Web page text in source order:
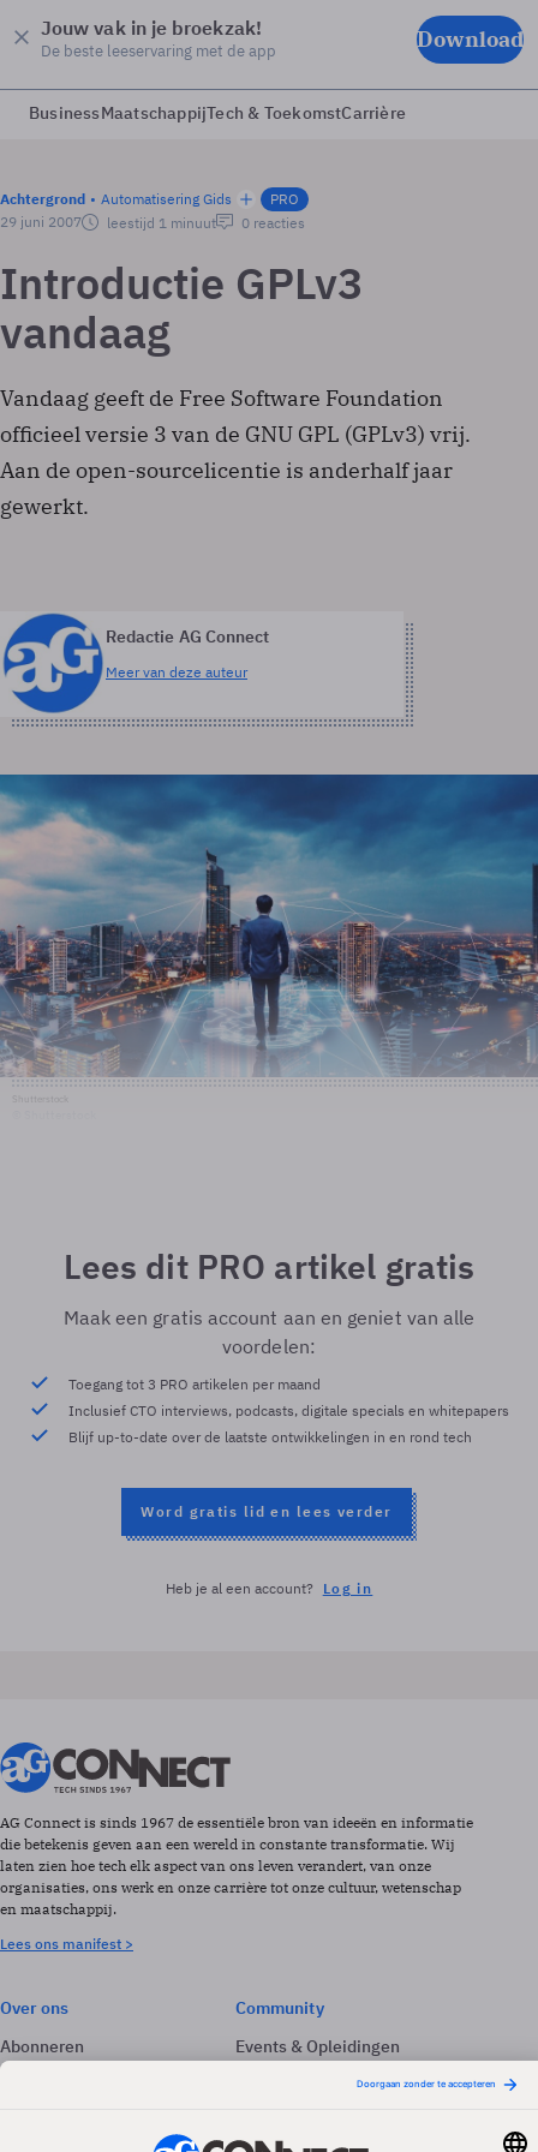
Jouw vak in je broekzak!
De beste leeservaring met de app Download
BusinessMaatschappijTech & ToekomstCarrière
Achtergrond Automatisering Gids
PRO
29 juni 2007
leestijd 1 minuut 0 reacties
Introductie GPLv3
vandaag
Vandaag geeft de Free Software Foundation
officieel versie 3 van de GNU GPL (GPLv3) vrij.
Aan de open-sourcelicentie is anderhalf jaar
gewerkt.
Redactie AG Connect
Meer van deze auteur
Lees dit PRO artikel gratis
Maak een gratis account aan en geniet van alle
voordelen:
Toegang tot 3 PRO artikelen per maand
Inclusief CTO interviews, podcasts, digitale specials en whitepapers
Blijf up-to-date over de laatste ontwikkelingen in en rond tech
Word gratis lid en lees verder
Heb je al een account? Log in
AG Connect is sinds 1967 de essentiële bron van ideeën en informatie
die betekenis geven aan een wereld in constante transformatie. Wij
laten zien hoe tech elk aspect van ons leven verandert, van onze
organisaties, ons werk en onze carrière tot onze cultuur, wetenschap
en maatschappij.
Lees ons manifest >
Over ons
Abonneren
Adverteren
Community
Events & Opleidingen